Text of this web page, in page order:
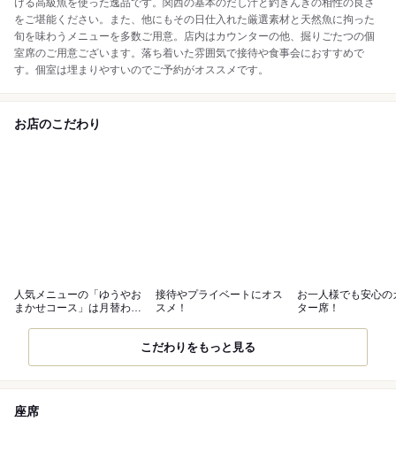
ける高級魚を使った逸品です。関西の基本のだし汁と釣きんきの相性の良さ
をご堪能ください。また、他にもその日仕入れた厳選素材と天然魚に拘った
旬を味わうメニューを多数ご用意。店内はカウンターの他、掘りごたつの個
室席のご用意ございます。落ち着いた雰囲気で接待や食事会におすすめで
す。個室は埋まりやすいのでご予約がオススメです。
お店のこだわり
人気メニューの「ゆうやお
まかせコース」は月替わり
接待やプライベートにオス
スメ！
お一人様でも安心の
ター席！
こだわりをもっと見る
座席